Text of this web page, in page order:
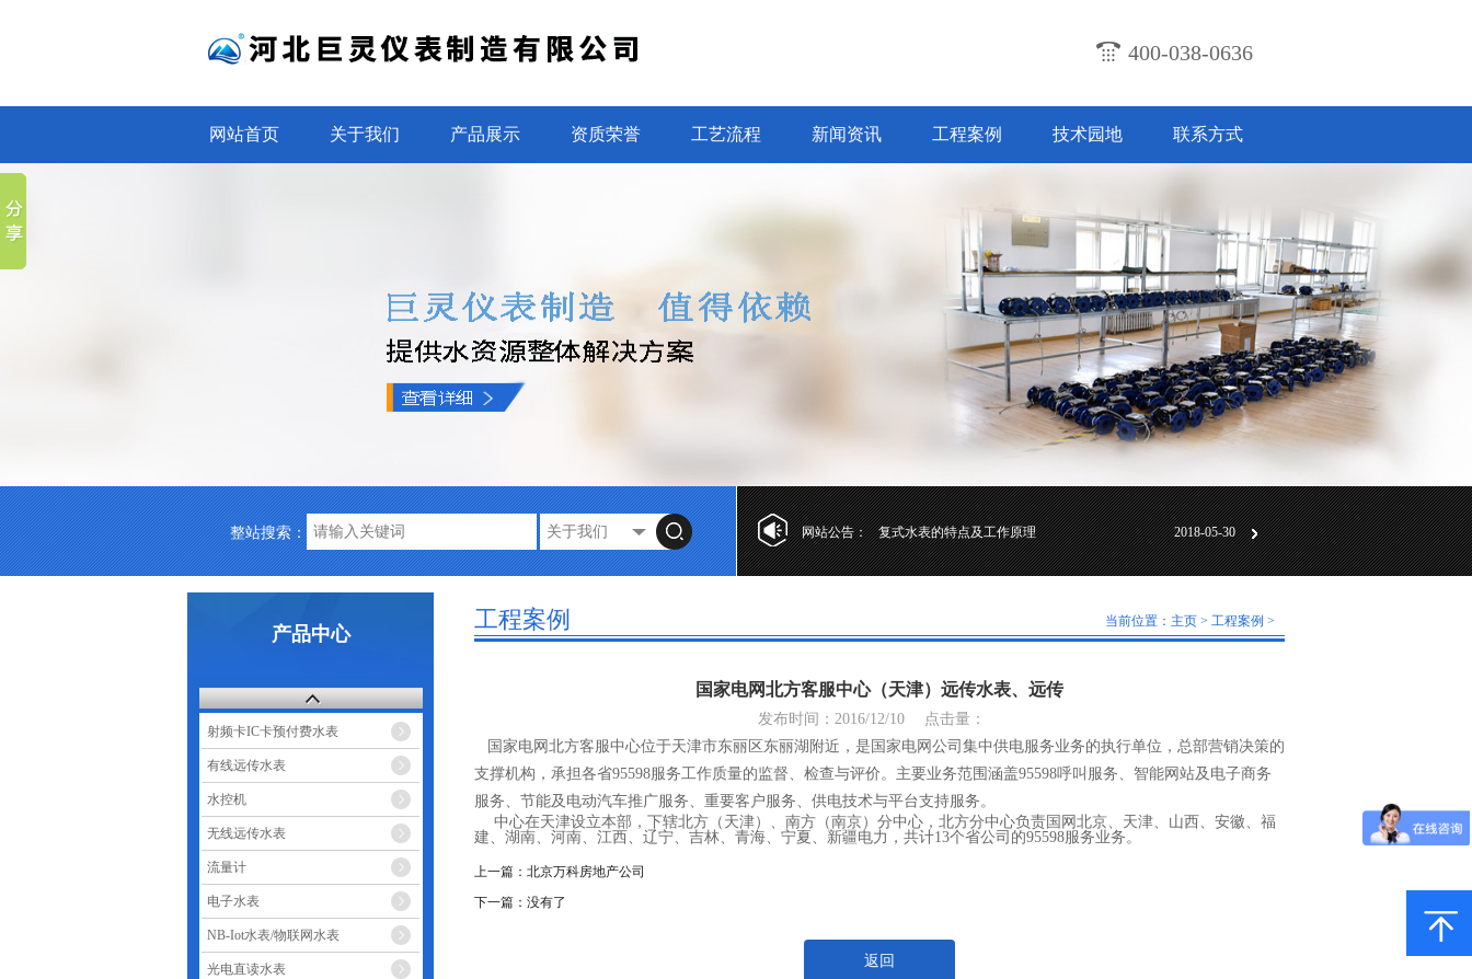
400-038-0636
网站首页 关于我们 产品展示 资质荣誉 工艺流程 新闻资讯 工程案例 技术园地 联系方式
整站搜索： 网站公告：
第十七届“工业自动化标准化”研讨会成 2018-06-01
复式水表的特点及工作原理 2018-05-30
光电直读水表设计及技术特点 2018-07-31
2018-05-30
产品中心
射频卡IC卡预付费水表
有线远传水表
水控机
无线远传水表
流量计
电子水表
NB-Iot水表/物联网水表
光电直读水表
工程案例 当前位置： 主页 > 工程案例 >
国家电网北方客服中心（天津）远传水表、远传
发布时间：2016/12/10
点击量：
国家电网北方客服中心位于天津市东丽区东丽湖附近，是国家电网公司集中供电服务业务的执行单位，总部营销决策的
支撑机构，承担各省95598服务工作质量的监督、检查与评价。主要业务范围涵盖95598呼叫服务、智能网站及电子商务
服务、节能及电动汽车推广服务、重要客户服务、供电技术与平台支持服务。
中心在天津设立本部，下辖北方（天津）、南方（南京）分中心，北方分中心负责国网北京、天津、山西、安徽、福
建、湖南、河南、江西、辽宁、吉林、青海、宁夏、新疆电力，共计13个省公司的95598服务业务。
上一篇： 北京万科房地产公司
下一篇：没有了
返回